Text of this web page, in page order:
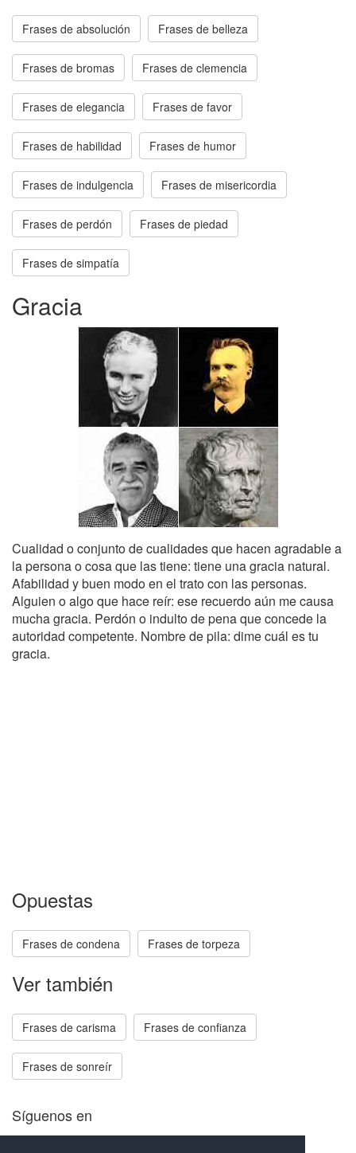
Frases de absolución Frases de belleza
Frases de bromas Frases de clemencia
Frases de elegancia Frases de favor
Frases de habilidad Frases de humor
Frases de indulgencia Frases de misericordia
Frases de perdón Frases de piedad
Frases de simpatía
Gracia
Cualidad o conjunto de cualidades que hacen agradable a
la persona o cosa que las tiene: tiene una gracia natural.
Afabilidad y buen modo en el trato con las personas.
Alguien o algo que hace reír: ese recuerdo aún me causa
mucha gracia. Perdón o indulto de pena que concede la
autoridad competente. Nombre de pila: dime cuál es tu
gracia.
Opuestas
Frases de condena Frases de torpeza
Ver también
Frases de carisma Frases de confianza
Frases de sonreír
Síguenos en